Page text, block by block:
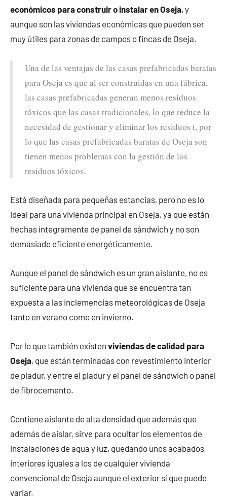
económicos para construir o instalar en Oseja, y
aunque son las viviendas económicas que pueden ser
muy útiles para zonas de campos o fincas de Oseja.
Una de las ventajas de las casas prefabricadas baratas
para Oseja es que al ser construidas en una fábrica,
las casas prefabricadas generan menos residuos
tóxicos que las casas tradicionales, lo que reduce la
necesidad de gestionar y eliminar los residuos t, por
lo que las casas prefabricadas baratas de Oseja son
tienen menos problemas con la gestión de los
residuos tóxicos.
Está diseñada para pequeñas estancias, pero no es lo
ideal para una vivienda principal en Oseja, ya que están
hechas íntegramente de panel de sándwich y no son
demasiado eficiente energéticamente.
Aunque el panel de sándwich es un gran aislante, no es
suficiente para una vivienda que se encuentra tan
expuesta a las inclemencias meteorológicas de Oseja
tanto en verano como en invierno.
Por lo que también existen viviendas de calidad para
Oseja, que están terminadas con revestimiento interior
de pladur, y entre el pladur y el panel de sándwich o panel
de fibrocemento.
Contiene aislante de alta densidad que además que
además de aislar, sirve para ocultar los elementos de
instalaciones de agua y luz, quedando unos acabados
interiores iguales a los de cualquier vivienda
convencional de Oseja aunque el exterior sí que puede
variar.